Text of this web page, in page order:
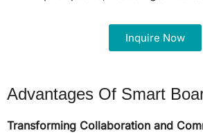
Inquire Now
Advantages Of Smart
Transforming Collaboration and